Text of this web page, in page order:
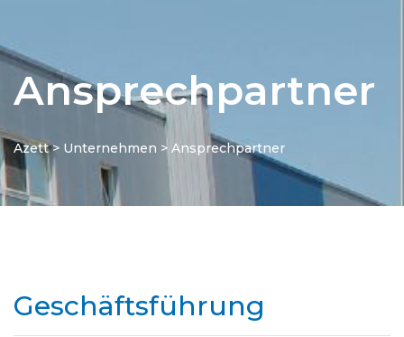
Ansprechpartner
Azett> Unternehmen > Ansprechpartner
Geschäftsführung